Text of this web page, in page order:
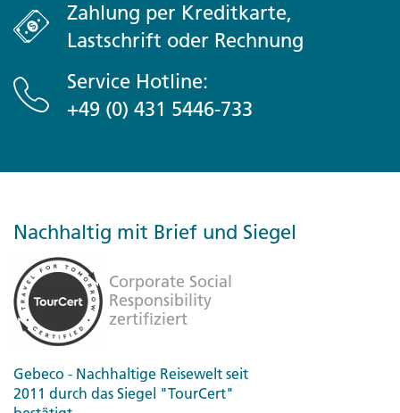
Zahlung per Kreditkarte,
Lastschrift oder Rechnung
Service Hotline:
+49 (0) 431 5446-733
Nachhaltig mit Brief und Siegel
Gebeco - Nachhaltige Reisewelt seit
2011 durch das Siegel "TourCert"